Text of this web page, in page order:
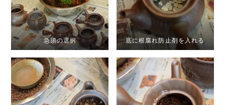
急須の選択 底に根腐れ防止剤を入れる